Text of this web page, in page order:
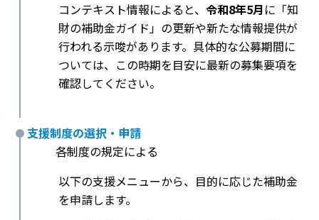
コンテキスト情報によると、 令和8年5月に「知
財の補助金ガイド」の更新や新たな情報提供が
行われる示唆があります。具体的な公募期間に
ついては、この時期を目安に最新の募集要項を
確認してください。
支援制度の選択・申請
各制度の規定による
以下の支援メニューから、目的に応じた補助金
を申請します。